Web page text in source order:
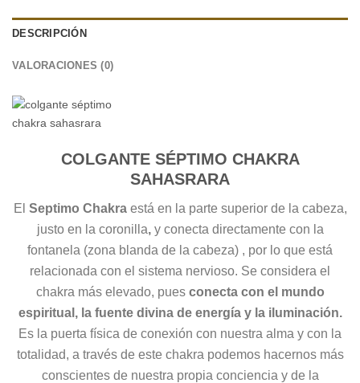
DESCRIPCIÓN
VALORACIONES (0)
COLGANTE SÉPTIMO CHAKRA
SAHASRARA
El Septimo Chakra está en la parte superior de la cabeza,
justo en la coronilla, y conecta directamente con la
fontanela (zona blanda de la cabeza) , por lo que está
relacionada con el sistema nervioso. Se considera el
chakra más elevado, puesconecta con el mundo
espiritual, la fuente divina de energía y la iluminación.
Es la puerta física de conexión con nuestra alma y con la
totalidad, a través de este chakra podemos hacernos más
conscientes de nuestra propia conciencia y de la